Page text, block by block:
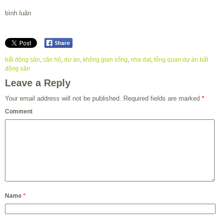
bình luận
bất động sản, căn hộ, dự án, không gian sống, nha dat, tổng quan dự án bất
động sản
Leave a Reply
Your email address will not be published. Required fields are marked *
Comment
Name *